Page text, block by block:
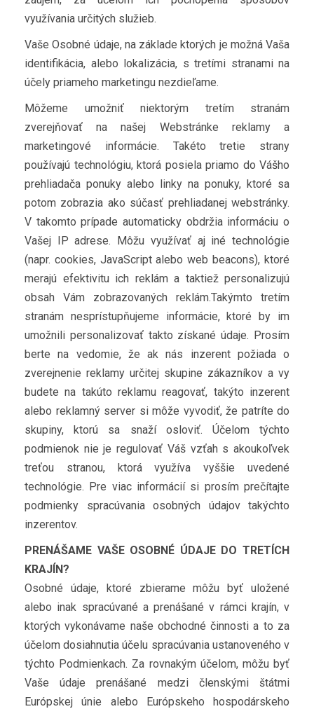
využívania určitých služieb.
Vaše Osobné údaje, na základe ktorých je možná Vaša
identifikácia, alebo lokalizácia, s tretími stranami na
účely priameho marketingu nezdieľame.
Môžeme umožniť niektorým tretím stranám
zverejňovať na našej Webstránke reklamy a
marketingové informácie. Takéto tretie strany
používajú technológiu, ktorá posiela priamo do Vášho
prehliadača ponuky alebo linky na ponuky, ktoré sa
potom zobrazia ako súčasť prehliadanej webstránky.
V takomto prípade automaticky obdržia informáciu o
Vašej IP adrese. Môžu využívať aj iné technológie
(napr. cookies, JavaScript alebo web beacons), ktoré
merajú efektivitu ich reklám a taktiež personalizujú
obsah Vám zobrazovaných reklám.Takýmto tretím
stranám nesprístupňujeme informácie, ktoré by im
umožnili personalizovať takto získané údaje. Prosím
berte na vedomie, že ak nás inzerent požiada o
zverejnenie reklamy určitej skupine zákazníkov a vy
budete na takúto reklamu reagovať, takýto inzerent
alebo reklamný server si môže vyvodiť, že patríte do
skupiny, ktorú sa snaží osloviť. Účelom týchto
podmienok nie je regulovať Váš vzťah s akoukoľvek
treťou stranou, ktorá využíva vyššie uvedené
technológie. Pre viac informácií si prosím prečítajte
podmienky spracúvania osobných údajov takýchto
inzerentov.
PRENÁŠAME VAŠE OSOBNÉ ÚDAJE DO TRETÍCH
KRAJÍN?
Osobné údaje, ktoré zbierame môžu byť uložené
alebo inak spracúvané a prenášané v rámci krajín, v
ktorých vykonávame naše obchodné činnosti a to za
účelom dosiahnutia účelu spracúvania ustanoveného v
týchto Podmienkach. Za rovnakým účelom, môžu byť
Vaše údaje prenášané medzi členskými štátmi
Európskej únie alebo Európskeho hospodárskeho